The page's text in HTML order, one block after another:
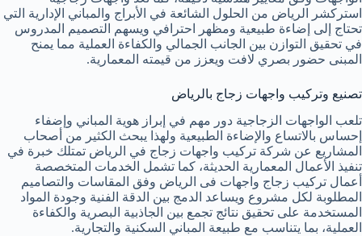
استركشر الرياض من الحلول الشائعة في الأبراج والمباني الإدارية التي
تحتاج إلى إضاءة طبيعية ومظهر احترافي ويسهم التصميم المدروس
في تحقيق التوازن بين الجانب الجمالي والكفاءة العملية مما يمنح
المبنى حضور بصري لافت ويعزز من قيمته المعمارية.
تصنيع وتركيب واجهات زجاج بالرياض
تلعب الواجهات الزجاجية دور مهم في إبراز هوية المباني وإضفاء
إحساس بالاتساع والإضاءة الطبيعية ولهذا يبحث الكثير من أصحاب
المشاريع عن شركة تركيب واجهات زجاج في الرياض تمتلك خبرة في
تنفيذ الأعمال المعمارية الحديثة، كما تشمل الخدمات المتخصصة
أعمال تركيب زجاج واجهات فى الرياض وفق المقاسات والتصاميم
المطلوبة لكل مشروع ويساعد الدمج بين الدقة الفنية وجودة المواد
المستخدمة على تحقيق نتائج تجمع بين الجاذبية البصرية والكفاءة
العملية، بما يتناسب مع طبيعة المباني السكنية والتجارية.